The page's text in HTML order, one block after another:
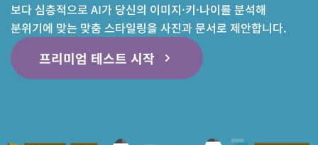
보다 심층적으로 AI가 당신의 이미지·키·나이를 분석해
분위기에 맞는 맞춤 스타일링을 사진과 문서로 제안합니다.
프리미엄 테스트 시작